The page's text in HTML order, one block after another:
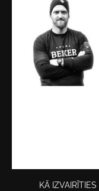
KĀ IZVAIRĪTIES